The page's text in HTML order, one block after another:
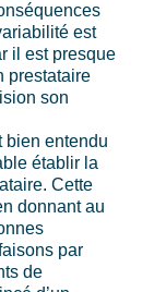
est
il est presque
prestataire
son
bien entendu
établir la
Cette
donnant au
par
de